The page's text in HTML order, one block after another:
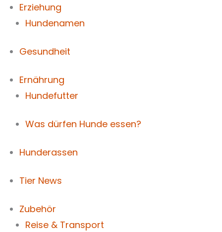
Erziehung
Hundenamen
Gesundheit
Ernährung
Hundefutter
Was dürfen Hunde essen?
Hunderassen
Tier News
Zubehör
Reise & Transport